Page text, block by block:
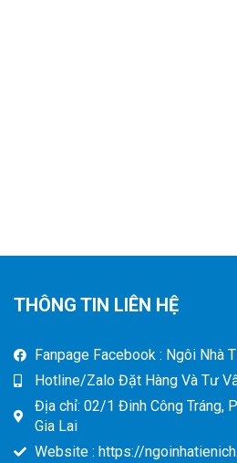
THÔNG TIN LIÊN HỆ
Fanpage Facebook : Ngôi Nhà
Hotline/Zalo Đặt Hàng Và Tư
Địa chỉ: 02/1 Đinh Công Tráng,
Gia Lai
Website : https://